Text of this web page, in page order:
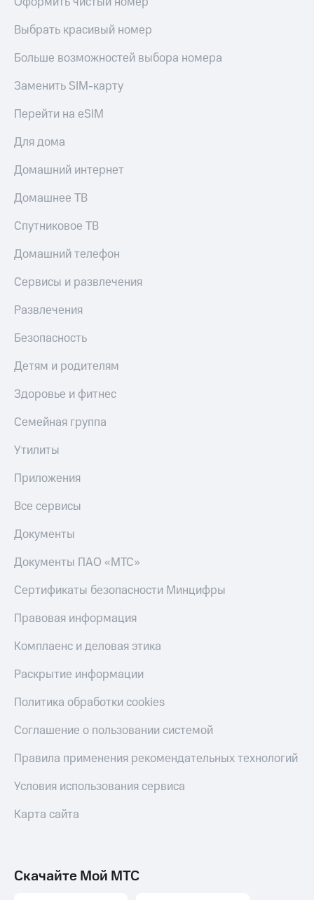
Выбрать красивый номер
Больше возможностей выбора номера
Заменить SIM-карту
Перейти на eSIM
Для дома
Домашний интернет
Домашнее ТВ
Спутниковое ТВ
Домашний телефон
Сервисы и развлечения
Развлечения
Безопасность
Детям и родителям
Здоровье и фитнес
Семейная группа
Утилиты
Приложения
Все сервисы
Документы
Документы ПАО «МТС»
Сертификаты безопасности Минцифры
Правовая информация
Комплаенс и деловая этика
Раскрытие информации
Политика обработки cookies
Соглашение о пользовании системой
Правила применения рекомендательных технологий
Условия использования сервиса
Карта сайта
Скачайте Мой МТС